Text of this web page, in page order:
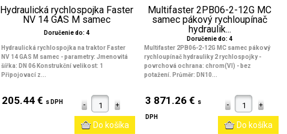
Hydraulická rychlospojka Faster
NV 14 GAS M samec
Doručenie do: 4
Hydraulická rychlospojka na traktor Faster
NV 14 GAS M samec - parametry: Jmenovitá
šířka: DN 06 Konstrukční velikost: 1
Připojovací z...
205.44 € s DPH
Multifaster 2PB06-2-12G MC
samec pákový rychloupínač
hydraulik...
Doručenie do: 4
Multifaster 2PB06-2-12G MC samec pákový
rychloupínač hydrauliky 2 rychlospojky -
povrchová ochrana: chrom(VI) - bez
potažení. Průměr: DN10...
3 871.26 € s
DPH